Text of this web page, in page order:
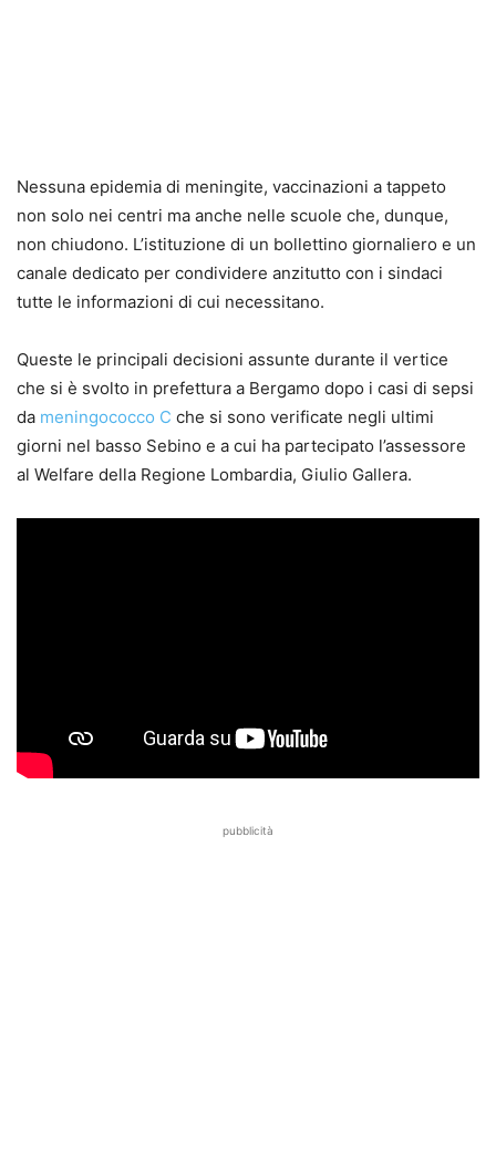
Nessuna epidemia di meningite, vaccinazioni a tappeto
non solo nei centri ma anche nelle scuole che, dunque,
non chiudono. L’istituzione di un bollettino giornaliero e un
canale dedicato per condividere anzitutto con i sindaci
tutte le informazioni di cui necessitano.
Queste le principali decisioni assunte durante il vertice
che si è svolto in prefettura a Bergamo dopo i casi di sepsi
da meningococco C che si sono verificate negli ultimi
giorni nel basso Sebino e a cui ha partecipato l’assessore
al Welfare della Regione Lombardia, Giulio Gallera.
pubblicità